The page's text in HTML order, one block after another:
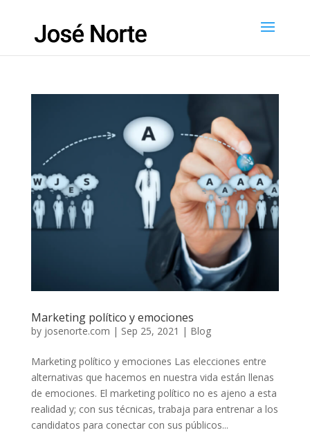
Marketing político y emociones
by josenorte.com | Sep 25, 2021 | Blog
Marketing político y emociones Las elecciones entre
alternativas que hacemos en nuestra vida están llenas
de emociones. El marketing político no es ajeno a esta
realidad y; con sus técnicas, trabaja para entrenar a los
candidatos para conectar con sus públicos...